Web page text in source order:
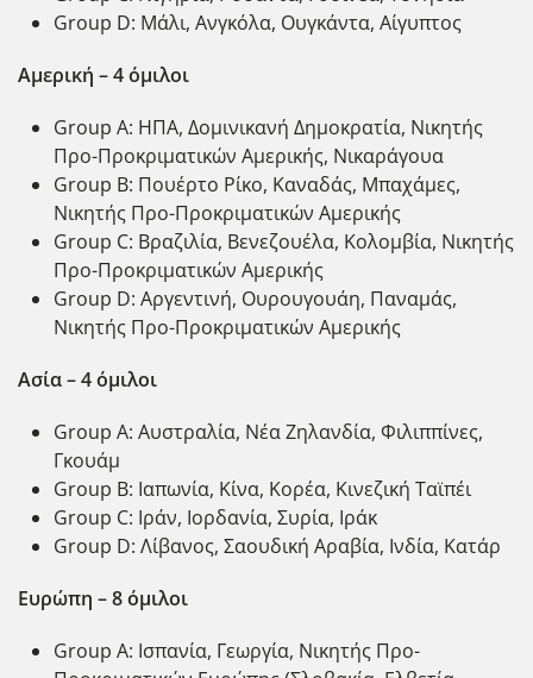
Group D: Μάλι, Ανγκόλα, Ουγκάντα, Αίγυπτος
Αμερική – 4 όμιλοι
Group A: ΗΠΑ, Δομινικανή Δημοκρατία, Νικητής
Προ-Προκριματικών Αμερικής, Νικαράγουα
Group B: Πουέρτο Ρίκο, Καναδάς, Μπαχάμες,
Νικητής Προ-Προκριματικών Αμερικής
Group C: Βραζιλία, Βενεζουέλα, Κολομβία, Νικητής
Προ-Προκριματικών Αμερικής
Group D: Αργεντινή, Ουρουγουάη, Παναμάς,
Νικητής Προ-Προκριματικών Αμερικής
Ασία – 4 όμιλοι
Group A: Αυστραλία, Νέα Ζηλανδία, Φιλιππίνες,
Γκουάμ
Group B: Ιαπωνία, Κίνα, Κορέα, Κινεζική Ταϊπέι
Group C: Ιράν, Ιορδανία, Συρία, Ιράκ
Group D: Λίβανος, Σαουδική Αραβία, Ινδία, Κατάρ
Ευρώπη – 8 όμιλοι
Group A: Ισπανία, Γεωργία, Νικητής Προ-